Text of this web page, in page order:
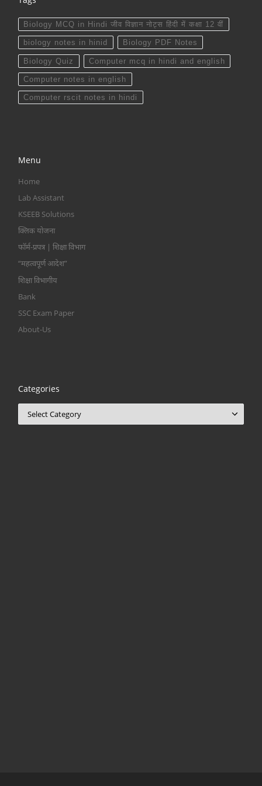
Biology MCQ in Hindi जीव विज्ञान नोट्स हिंदी में कक्षा 12 वीं
biology notes in hinid Biology PDF Notes
Biology Quiz Computer mcq in hindi and english
Computer notes in english
Computer rscit notes in hindi
Menu
Home
Lab Assistant
KSEEB Solutions
क्लिक योजना
फॉर्म-प्रपत्र | शिक्षा विभाग
“महत्वपूर्ण आदेश”
शिक्षा विभागीय
Bank
SSC Exam Paper
About-Us
Categories